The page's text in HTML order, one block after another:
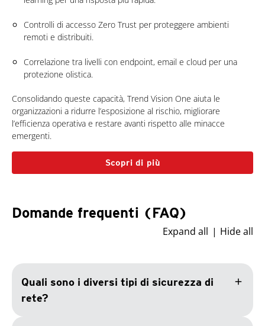
Controlli di accesso Zero Trust per proteggere ambienti
remoti e distribuiti.
Correlazione tra livelli con endpoint, email e cloud per una
protezione olistica.
Consolidando queste capacità, Trend Vision One aiuta le
organizzazioni a ridurre l’esposizione al rischio, migliorare
l’efficienza operativa e restare avanti rispetto alle minacce
emergenti.
Scopri di più
Domande frequenti (FAQ)
Expand all Hide all
Quali sono i diversi tipi di sicurezza di
rete?
add